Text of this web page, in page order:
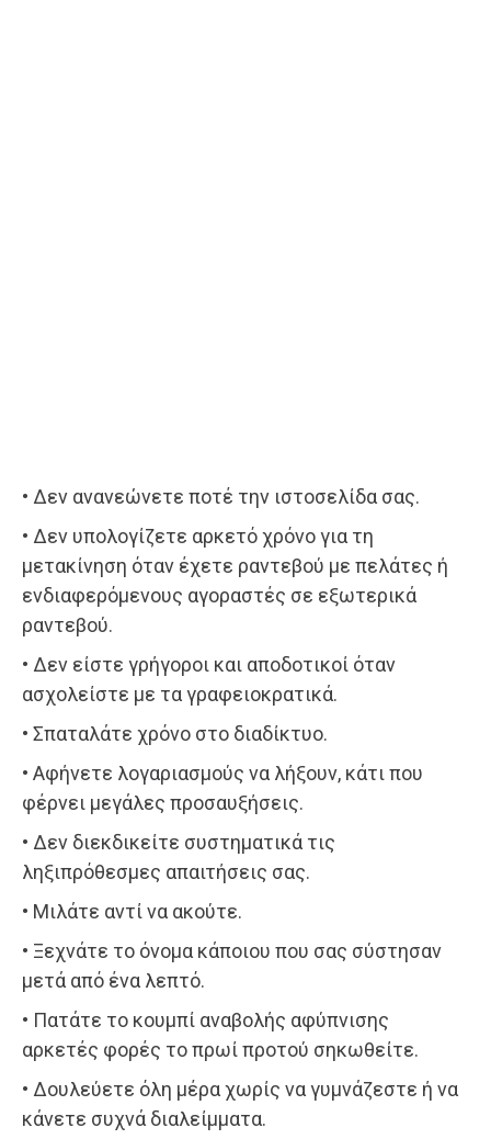
• Δεν ανανεώνετε ποτέ την ιστοσελίδα σας.
• Δεν υπολογίζετε αρκετό χρόνο για τη
μετακίνηση όταν έχετε ραντεβού με πελάτες ή
ενδιαφερόμενους αγοραστές σε εξωτερικά
ραντεβού.
• Δεν είστε γρήγοροι και αποδοτικοί όταν
ασχολείστε με τα γραφειοκρατικά.
• Σπαταλάτε χρόνο στο διαδίκτυο.
• Αφήνετε λογαριασμούς να λήξουν, κάτι που
φέρνει μεγάλες προσαυξήσεις.
• Δεν διεκδικείτε συστηματικά τις
ληξιπρόθεσμες απαιτήσεις σας.
• Μιλάτε αντί να ακούτε.
• Ξεχνάτε το όνομα κάποιου που σας σύστησαν
μετά από ένα λεπτό.
• Πατάτε το κουμπί αναβολής αφύπνισης
αρκετές φορές το πρωί προτού σηκωθείτε.
• Δουλεύετε όλη μέρα χωρίς να γυμνάζεστε ή να
κάνετε συχνά διαλείμματα.